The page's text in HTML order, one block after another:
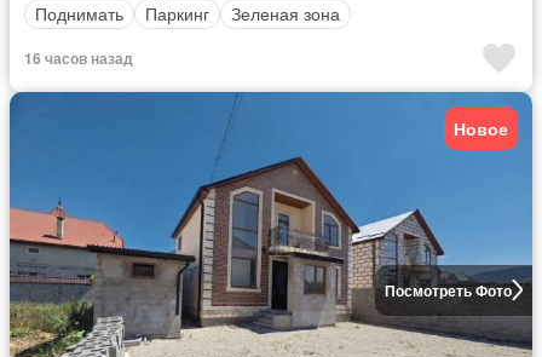
Поднимать
Паркинг Зеленая зона
16 часов назад
Посмотреть Фото
Новое